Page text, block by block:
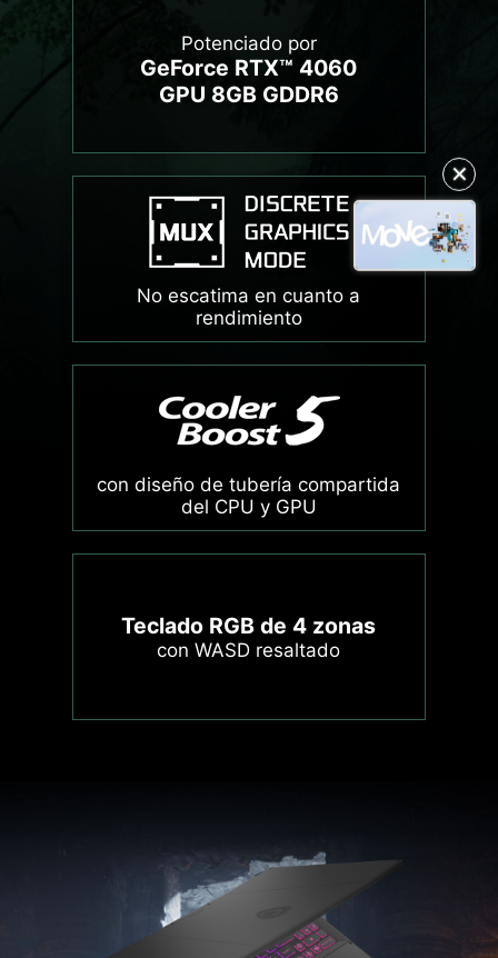
✕
Potenciado por
GeForce RTX™ 4060
GPU 8GB GDDR6
No escatima en cuanto a
rendimiento
con diseño de tubería compartida
del CPU y GPU
Teclado RGB de 4 zonas
con WASD resaltado